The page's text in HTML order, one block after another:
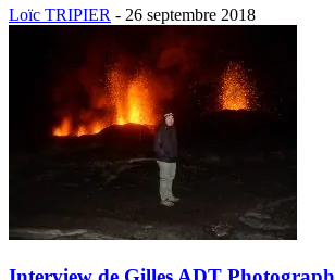
Loïc TRIPIER - 26 septembre 2018